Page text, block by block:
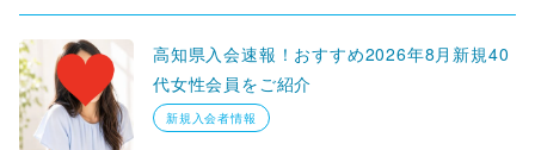
高知県入会速報！おすすめ2026年8月新規40
代女性会員をご紹介
新規入会者情報